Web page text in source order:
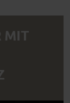
MIT